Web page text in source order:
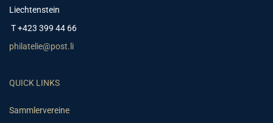
Liechtenstein
T +423 399 44 66
philatelie@post.li
QUICK LINKS
Sammlervereine